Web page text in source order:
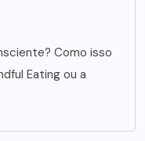
Como isso
Eating ou a